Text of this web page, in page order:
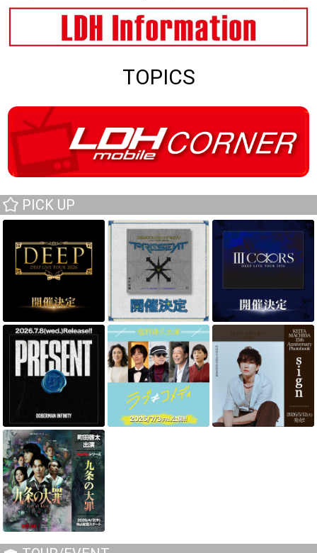
TOPICS
PICK UP